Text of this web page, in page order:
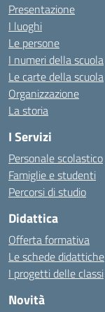
Presentazione
I luoghi
Le persone
I numeri della scuola
Le carte della scuola
Organizzazione
La storia
I Servizi
Personale scolastico
Famiglie e studenti
Percorsi di studio
Didattica
Offerta formativa
Le schede didattiche
I progetti delle classi
Novità